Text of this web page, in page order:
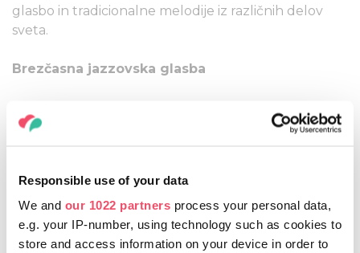
Responsible use of your data
We and our 1022 partners process your personal data,
e.g. your IP-number, using technology such as cookies to
store and access information on your device in order to
glasbo in tradicionalne melodije iz različnih delov
sveta.
Brezčasna jazzovska glasba
priljubljenosti in ima ogromno oboževalcev po vsem
tako ni naključje. Jazzpiknik v Paloznaku,
debrecenski Dnevi vina in jazza, Mednarodni jazz
festival Louisa Armstronga ob jezeru Bánki, Jazz
festival Szent Márton v Pannonhalmi in Jazz festival